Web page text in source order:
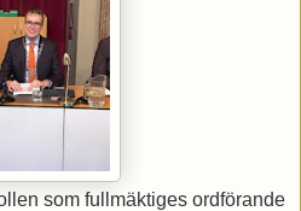
som fullmäktiges ordförande